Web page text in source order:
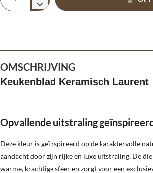
OMSCHRIJVING
Keukenblad Keramisch Laurent
Opvallende uitstraling
Deze kleur is geïnspireerd op de karaktervolle
aandacht door zijn rijke en luxe uitstraling. De
warme, krachtige sfeer en zorgt voor een